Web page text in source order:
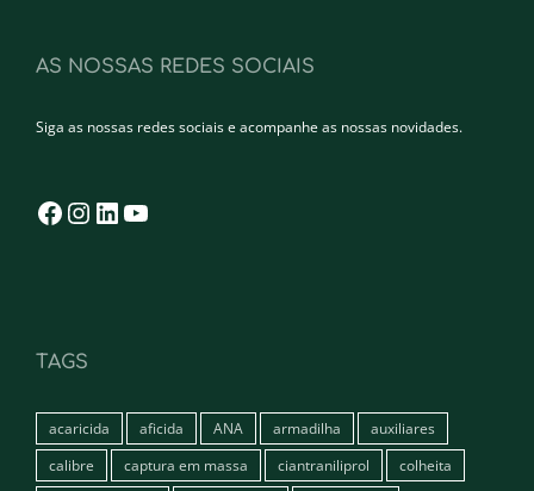
AS NOSSAS REDES SOCIAIS
Siga as nossas redes sociais e acompanhe as nossas novidades.
Facebook
Instagram
LinkedIn
TAGS
acaricida aficida ANA armadilha
auxiliares
calibre
captura em massa ciantraniliprol
colheita